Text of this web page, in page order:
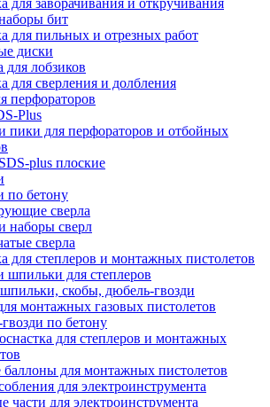
для заворачивания и откручивания
бит
для пильных и отрезных работ
диски
для лобзиков
для сверления и долбления
перфораторов
Plus
пики для перфораторов и отбойных
plus плоские
по бетону
сверла
наборы сверл
сверла
для степлеров и монтажных пистолетов
шпильки для степлеров
скобы, дюбель-гвозди
монтажных газовых пистолетов
по бетону
для степлеров и монтажных
баллоны для монтажных пистолетов
для электроинструмента
части для электроинструмента